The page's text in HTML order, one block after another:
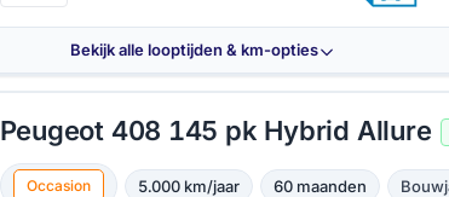
Bekijk alle looptijden & km-opties
Peugeot 408 145 pk Hybrid Allure
Occasion 5.000 km/jaar 60 maanden